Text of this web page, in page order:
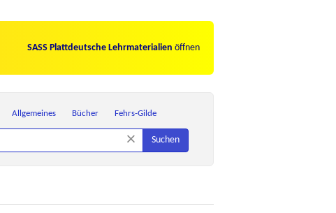
SASS Plattdeutsche Lehrmaterialien öffnen
Allgemeines Bücher Fehrs-Gilde
× Suchen